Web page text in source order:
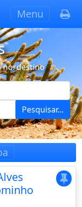
Menu
nordestino
Pesquisar...